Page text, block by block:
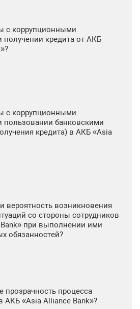
с коррупционными
получении кредита от АКБ
с коррупционными
пользовании банковскими
кредита) в АКБ «Asia
вероятность возникновения
со стороны сотрудников
при выполнении ими
обязанностей?
прозрачность процесса
АКБ «Asia Alliance Bank»?